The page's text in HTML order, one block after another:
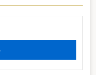
求される。平成15年3月期から
税庁HPなどの情報にも十分留意
制度に対応する法人税申告書